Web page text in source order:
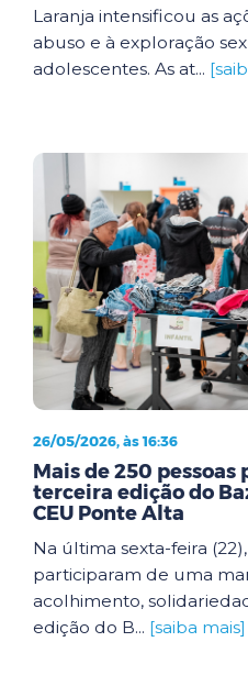
Laranja intensificou as
abuso e à exploração
adolescentes. As at...
26/05/2026, às 16:36
Mais de 250
terceira edição do
CEU Ponte Alta
Na última sexta-feira
participaram de uma
acolhimento,
edição do B... [saiba mais]